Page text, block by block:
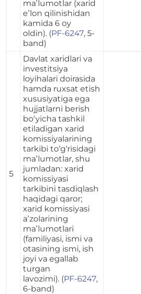
maʼlumotlar (xarid
eʼlon qilinishidan
kamida 6 oy
oldin). (PF-6247, 5-
band)
5
Davlat xaridlari va
investitsiya
loyihalari doirasida
hamda ruxsat etish
xususiyatiga ega
hujjatlarni berish
bo‘yicha tashkil
etiladigan xarid
komissiyalarining
tarkibi to‘g‘risidagi
maʼlumotlar, shu
jumladan: xarid
komissiyasi
tarkibini tasdiqlash
haqidagi qaror;
xarid komissiyasi
aʼzolarining
maʼlumotlari
(familiyasi, ismi va
otasining ismi, ish
joyi va egallab
turgan
lavozimi). (PF-6247,
6-band)